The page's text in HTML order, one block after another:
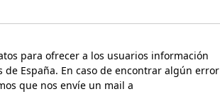
para ofrecer a los usuarios información
España. En caso de encontrar algún error
que nos envíe un mail a